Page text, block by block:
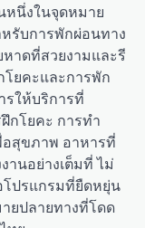
หนึ่งในจุดหมาย
รับการพักผ่อนทาง
าดที่สวยงามและรี
ยคะและการพัก
ให้บริการที่
กโยคะ การทำ
สุขภาพ อาหารที่
านอย่างเต็มที่ ไม่
ปรแกรมที่ยืดหยุ่น
ยปลายทางที่โดด